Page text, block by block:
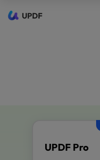
UPDF
UPDF Pro